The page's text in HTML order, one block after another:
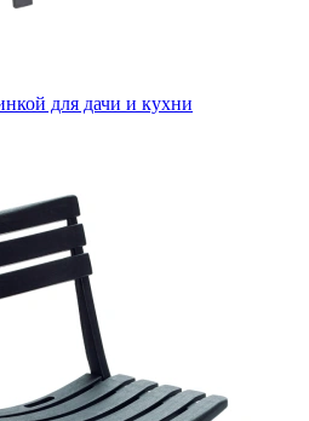
для дачи и кухни